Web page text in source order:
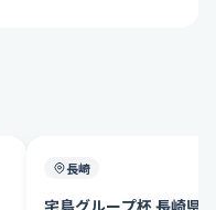
長崎
宅島グループ杯 長崎県